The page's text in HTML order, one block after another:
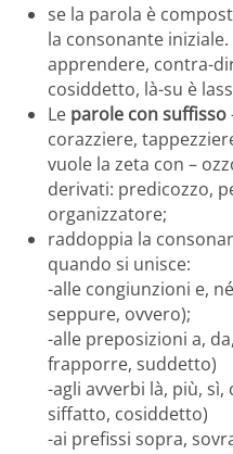
se la parola è
la consonante
apprendere, contra-
cosiddetto, là-su è
Le parole con suffisso
corazziere,
vuole la zeta con –
derivati: predicozzo,
organizzatore;
raddoppia la
quando si unisce:
-alle congiunzioni e,
seppure, ovvero);
-alle preposizioni a,
frapporre, suddetto)
-agli avverbi là, più,
siffatto, cosiddetto)
-ai prefissi sopra,